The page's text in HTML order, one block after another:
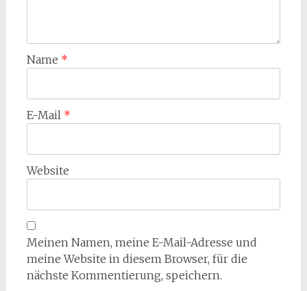
Name *
E-Mail *
Website
Meinen Namen, meine E-Mail-Adresse und
meine Website in diesem Browser, für die
nächste Kommentierung, speichern.